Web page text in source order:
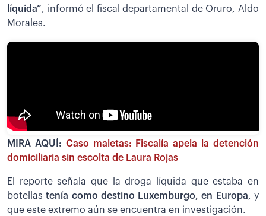
líquida”, informó el fiscal departamental de Oruro, Aldo
Morales.
MIRA AQUÍ: Caso maletas: Fiscalía apela la detención
domiciliaria sin escolta de Laura Rojas
El reporte señala que la droga líquida que estaba en
botellas tenía como destino Luxemburgo, en Europa, y
que este extremo aún se encuentra en investigación.